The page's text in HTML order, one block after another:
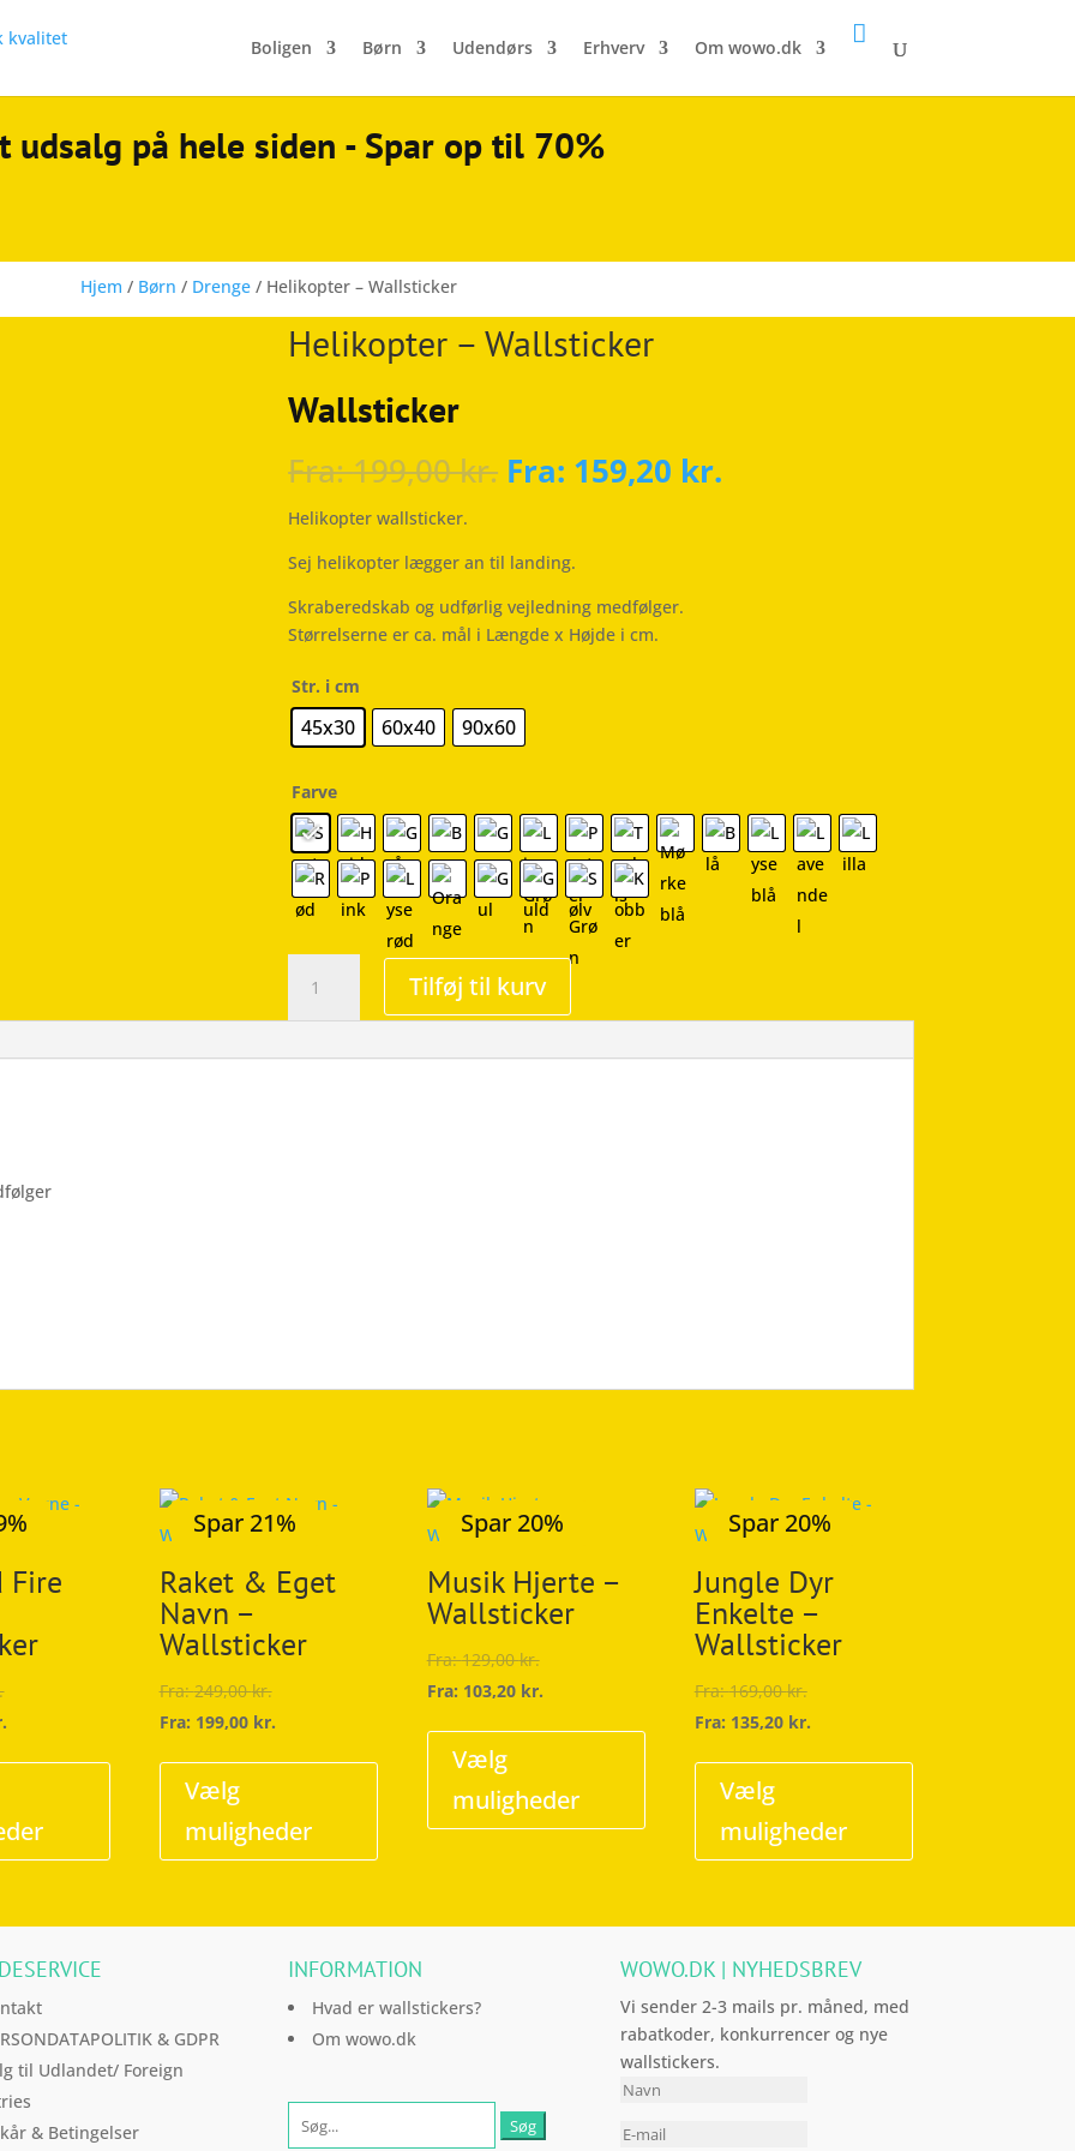
Boligen Børn Udendørs Erhverv Om wowo.dk

udsalg på hele siden - Spar op til 70%
Hjem / Børn / Drenge / Helikopter – Wallsticker
Helikopter – Wallsticker
Wallsticker
Fra:199,00kr. Fra: 159,20 kr.
Helikopter wallsticker.
Sej helikopter lægger an til landing.
Skraberedskab og udførlig vejledning medfølger.
Størrelserne er ca. mål i Længde x Højde i cm.
Str. i cm
45x30 60x40 90x60
Farve
Wallsticker
Tilføj til kurv
Fire
varesiden
Spar 21%
Raket & Eget
Navn –
Wallsticker
Fra:249,00kr.
Fra: 199,00 kr.
Vælg
muligheder
vælges
på
varesiden
Spar 20%
Musik Hjerte –
Wallsticker
Fra:129,00kr.
Fra: 103,20 kr.
Vælg
muligheder
varianter.
på
varesiden
Spar 20%
Jungle Dyr
Enkelte –
Wallsticker
Fra:169,00kr.
Fra: 135,20 kr.
Vælg
muligheder
& GDPR
til Udlandet/ Foreign
& Betingelser
INFORMATION
Hvad er wallstickers?
Om wowo.dk
WOWO.DK | NYHEDSBREV
Vi sender 2-3 mails pr. måned, med
rabatkoder, konkurrencer og nye
wallstickers.